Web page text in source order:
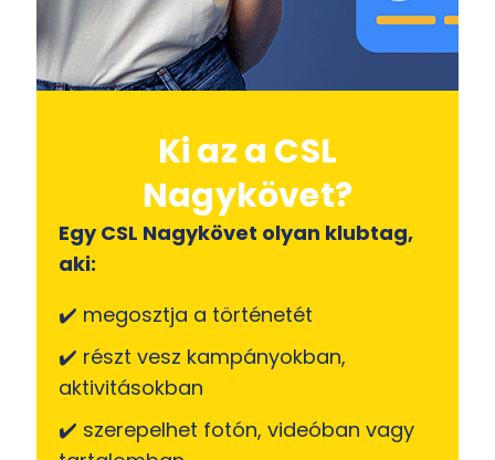
Ki az a CSL
Nagykövet?
Egy CSL Nagykövet olyan klubtag,
aki:
✔️ megosztja a történetét
✔️ részt vesz kampányokban,
aktivitásokban
✔️ szerepelhet fotón, videóban vagy